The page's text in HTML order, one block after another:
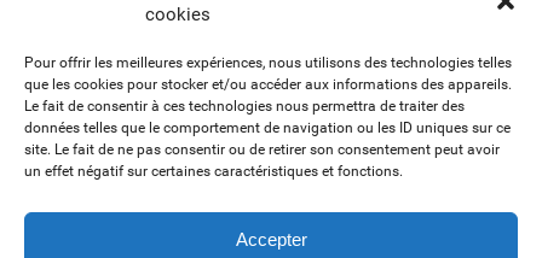
cookies
Pour offrir les meilleures expériences, nous utilisons des technologies telles
que les cookies pour stocker et/ou accéder aux informations des appareils.
Le fait de consentir à ces technologies nous permettra de traiter des
données telles que le comportement de navigation ou les ID uniques sur ce
site. Le fait de ne pas consentir ou de retirer son consentement peut avoir
un effet négatif sur certaines caractéristiques et fonctions.
Accepter
1, 2, 3... Buzzez !
Découvrez nos kits communication